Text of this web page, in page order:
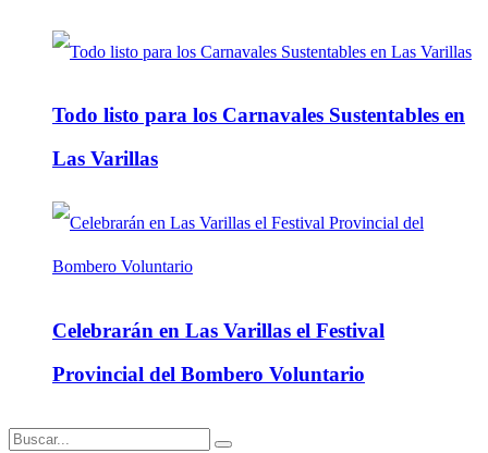
Todo listo para los Carnavales Sustentables en
Las Varillas
Celebrarán en Las Varillas el Festival
Provincial del Bombero Voluntario